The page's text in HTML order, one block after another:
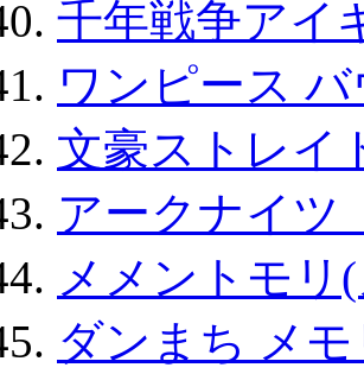
千年戦争アイ
ワンピース
文豪ストレイ
アークナイツ
メメントモリ
ダンまち メ